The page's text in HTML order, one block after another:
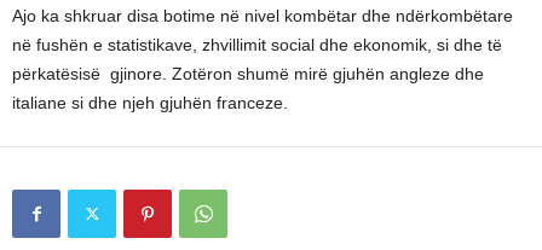
Ajo ka shkruar disa botime në nivel kombëtar dhe ndërkombëtare
në fushën e statistikave, zhvillimit social dhe ekonomik, si dhe të
përkatësisë gjinore. Zotëron shumë mirë gjuhën angleze dhe
italiane si dhe njeh gjuhën franceze.